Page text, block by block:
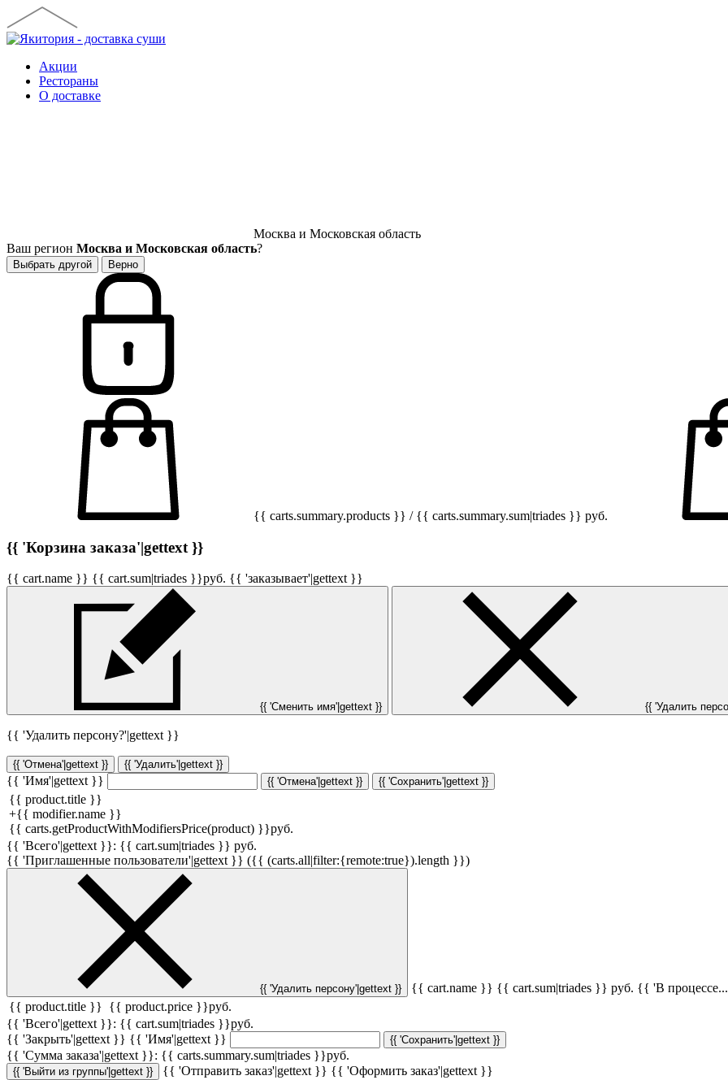
Акции
Рестораны
О доставке
Москва и Московская область
Ваш регион Москва и Московская область?
Выбрать другой Верно
{{ carts.summary.products }} / {{ carts.summary.sum|triades }} руб.
{{ 'Корзина заказа'|gettext }}
{{ cart.name }} {{ cart.sum|triades }}руб. {{ 'заказывает'|gettext }}
{{ 'Сменить имя'|gettext }} {{ 'Удалить
{{ 'Удалить персону?'|gettext }}
{{ 'Отмена'|gettext }} {{ 'Удалить'|gettext }}
{{ 'Имя'|gettext }} {{ 'Отмена'|gettext }} {{ 'Сохранить'|gettext }}
{{ product.title }}
+{{ modifier.name }}
{{ carts.getProductWithModifiersPrice(product) }}руб.
{{ 'Всего'|gettext }}: {{ cart.sum|triades }} руб.
{{ 'Приглашенные пользователи'|gettext }} ({{ (carts.all|filter:{remote:true}).length }})
{{ 'Удалить персону'|gettext }} {{ cart.name }} {{ cart.sum|triades }} руб. {{ 'В
{{ product.title }} {{ product.price }}руб.
{{ 'Всего'|gettext }}: {{ cart.sum|triades }}руб.
{{ 'Закрыть'|gettext }} {{ 'Имя'|gettext }} {{ 'Сохранить'|gettext }}
{{ 'Cумма заказа'|gettext }}: {{ carts.summary.sum|triades }}руб.
{{ 'Выйти из группы'|gettext }} {{ 'Отправить заказ'|gettext }} {{ 'Оформить заказ'|gettext }}